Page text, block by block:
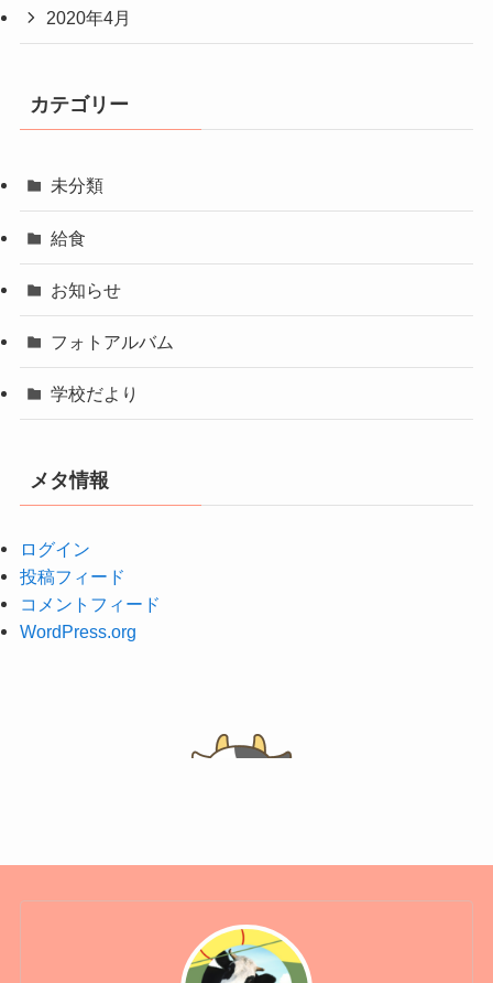
2020年4月
カテゴリー
未分類
給食
お知らせ
フォトアルバム
学校だより
メタ情報
ログイン
投稿フィード
コメントフィード
WordPress.org